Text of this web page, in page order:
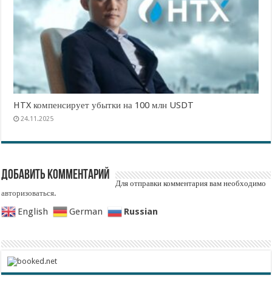
HTX компенсирует убытки на 100 млн USDT
24.11.2025
Добавить комментарий
Для отправки комментария вам необходимо
авторизоваться.
English German Russian